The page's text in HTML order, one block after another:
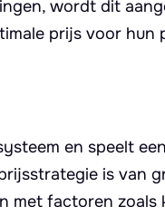
wordt dit
prijs voor
en speelt
is van
factoren zoals